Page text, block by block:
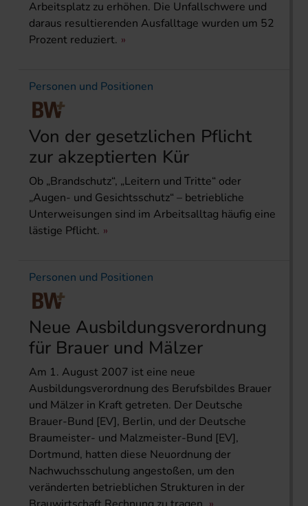
Arbeitsplatz zu erhöhen. Die Unfallschwere und
daraus resultierenden Ausfalltage wurden um 52
Prozent reduziert.
Personen und Positionen
Von der gesetzlichen Pflicht
zur akzeptierten Kür
Ob „Brandschutz“, „Leitern und Tritte“ oder
„Augen- und Gesichtsschutz“ – betriebliche
Unterweisungen sind im Arbeitsalltag häufig eine
lästige Pflicht.
Personen und Positionen
Neue Ausbildungsverordnung
für Brauer und Mälzer
Am 1. August 2007 ist eine neue
Ausbildungsverordnung des Berufsbildes Brauer
und Mälzer in Kraft getreten. Der Deutsche
Brauer-Bund [EV], Berlin, und der Deutsche
Braumeister- und Malzmeister-Bund [EV],
Dortmund, hatten diese Neuordnung der
Nachwuchsschulung angestoßen, um den
veränderten betrieblichen Strukturen in der